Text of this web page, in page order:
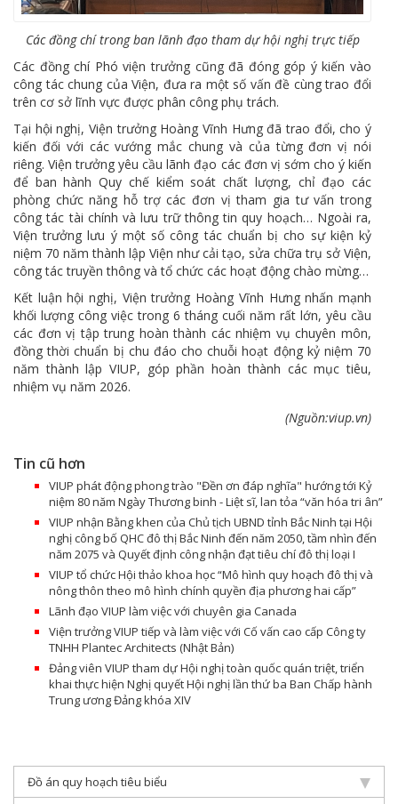
Các đồng chí trong ban lãnh đạo tham dự hội nghị trực tiếp
Các đồng chí Phó viện trưởng cũng đã đóng góp ý kiến vào
công tác chung của Viện, đưa ra một số vấn đề cùng trao đổi
trên cơ sở lĩnh vực được phân công phụ trách.
Tại hội nghị, Viện trưởng Hoàng Vĩnh Hưng đã trao đổi, cho ý
kiến đối với các vướng mắc chung và của từng đơn vị nói
riêng. Viện trưởng yêu cầu lãnh đạo các đơn vị sớm cho ý kiến
để ban hành Quy chế kiểm soát chất lượng, chỉ đạo các
phòng chức năng hỗ trợ các đơn vị tham gia tư vấn trong
công tác tài chính và lưu trữ thông tin quy hoạch… Ngoài ra,
Viện trưởng lưu ý một số công tác chuẩn bị cho sự kiện kỷ
niệm 70 năm thành lập Viện như cải tạo, sửa chữa trụ sở Viện,
công tác truyền thông và tổ chức các hoạt động chào mừng…
Kết luận hội nghị, Viện trưởng Hoàng Vĩnh Hưng nhấn mạnh
khối lượng công việc trong 6 tháng cuối năm rất lớn, yêu cầu
các đơn vị tập trung hoàn thành các nhiệm vụ chuyên môn,
đồng thời chuẩn bị chu đáo cho chuỗi hoạt động kỷ niệm 70
năm thành lập VIUP, góp phần hoàn thành các mục tiêu,
nhiệm vụ năm 2026.
(Nguồn:viup.vn)
Tin cũ hơn
VIUP phát động phong trào "Đền ơn đáp nghĩa" hướng tới Kỷ
niệm 80 năm Ngày Thương binh - Liệt sĩ, lan tỏa “văn hóa tri ân”
VIUP nhận Bằng khen của Chủ tịch UBND tỉnh Bắc Ninh tại Hội
nghị công bố QHC đô thị Bắc Ninh đến năm 2050, tầm nhìn đến
năm 2075 và Quyết định công nhận đạt tiêu chí đô thị loại I
VIUP tổ chức Hội thảo khoa học “Mô hình quy hoạch đô thị và
nông thôn theo mô hình chính quyền địa phương hai cấp”
Lãnh đạo VIUP làm việc với chuyên gia Canada
Viện trưởng VIUP tiếp và làm việc với Cố vấn cao cấp Công ty
TNHH Plantec Architects (Nhật Bản)
Đảng viên VIUP tham dự Hội nghị toàn quốc quán triệt, triển
khai thực hiện Nghị quyết Hội nghị lần thứ ba Ban Chấp hành
Trung ương Đảng khóa XIV
Đồ án quy hoạch tiêu biểu